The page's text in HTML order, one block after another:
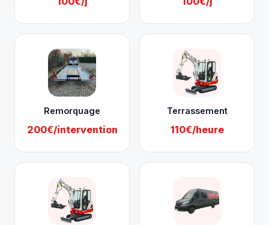
Remorquage
200€/intervention
Terrassement
110€/heure